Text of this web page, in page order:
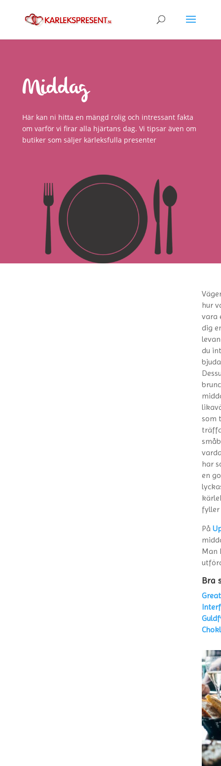
Middag
Här kan ni hitta en mängd rolig och intressant fakta
om varför vi firar alla hjärtans dag. Vi tipsar även om
butiker som säljer kärleksfulla presenter
hur
vara
dig
du
som
har
en
fyller
På
Man
Bra